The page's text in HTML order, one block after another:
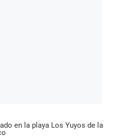
en la playa Los Yuyos de la